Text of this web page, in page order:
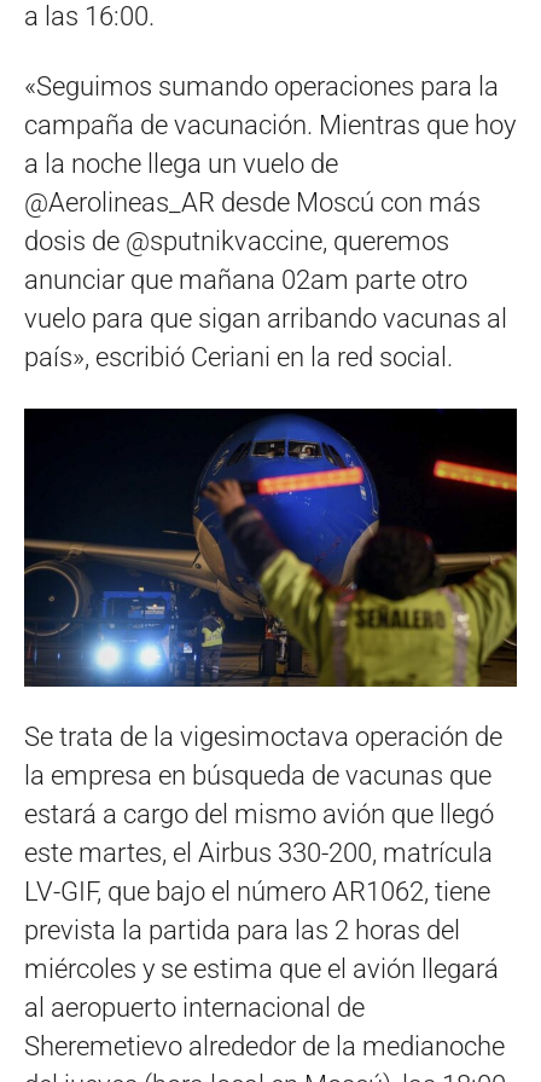
a las 16:00.
«Seguimos sumando operaciones para la
campaña de vacunación. Mientras que hoy
a la noche llega un vuelo de
@Aerolineas_AR desde Moscú con más
dosis de @sputnikvaccine, queremos
anunciar que mañana 02am parte otro
vuelo para que sigan arribando vacunas al
país», escribió Ceriani en la red social.
Se trata de la vigesimoctava operación de
la empresa en búsqueda de vacunas que
estará a cargo del mismo avión que llegó
este martes, el Airbus 330-200, matrícula
LV-GIF, que bajo el número AR1062, tiene
prevista la partida para las 2 horas del
miércoles y se estima que el avión llegará
al aeropuerto internacional de
Sheremetievo alrededor de la medianoche